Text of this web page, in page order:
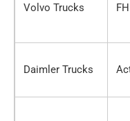
Volvo Trucks FH
Daimler Trucks